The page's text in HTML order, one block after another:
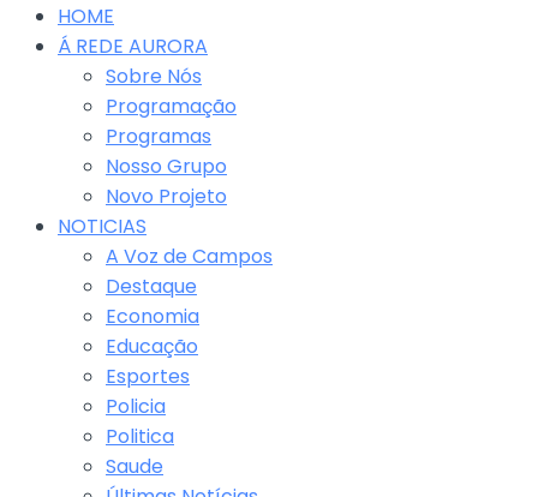
HOME
Á REDE AURORA
Sobre Nós
Programação
Programas
Nosso Grupo
Novo Projeto
NOTICIAS
A Voz de Campos
Destaque
Economia
Educação
Esportes
Policia
Politica
Saude